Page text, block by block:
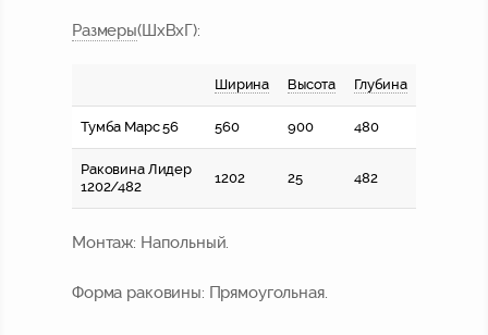
Размеры(ШхВхГ):
Ширина Высота Глубина
Тумба Марс 56 560 900 480
Раковина Лидер
1202/482
1202 25 482
Монтаж: Напольный.
Форма раковины: Прямоугольная.